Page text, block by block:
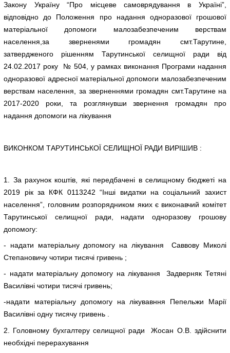
Закону Україну “Про місцеве самоврядування в Україні”,
відповідно до Положення про надання одноразової грошової
матеріальної допомоги малозабезпеченим верствам
населення,за зверненями громадян смт.Тарутине,
затвердженого рішенням Тарутинської селищної ради від
24.02.2017 року № 504, у рамках виконання Програми надання
одноразової адресної матеріальної допомоги малозабезпеченим
верствам населення, за зверненнями громадян смт.Тарутине на
2017-2020 роки, та розглянувши звернення громадян про
надання допомоги на лікування
ВИКОНКОМ ТАРУТИНСЬКОЇ СЕЛИЩНОЇ РАДИ ВИРІШИВ :
1. За рахунок коштів, які передбачені в селищному бюджеті на
2019 рік за КФК 0113242 “Інші видатки на соціальний захист
населення”, головним розпорядником яких є виконавчий комітет
Тарутинської селищної ради, надати одноразову грошову
допомогу:
- надати матеріальну допомогу на лікування Саввову Миколі
Степановичу чотири тисячі гривень ;
- надати матеріальну допомогу на лікування Задверняк Тетяні
Василівні чотири тисячі гривень;
-надати матеріальну допомогу на лікувавння Пепельжи Марії
Василівні одну тисячу гривень .
2. Головному бухгалтеру селищної ради Жосан О.В. здійснити
необхідні перерахування